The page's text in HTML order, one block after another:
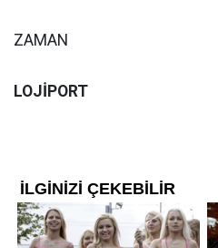
ZAMAN
LOJİPORT